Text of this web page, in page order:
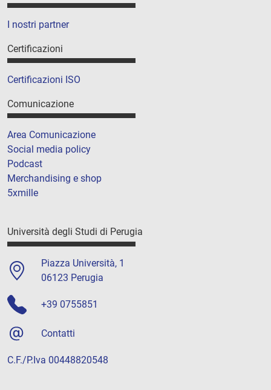
I nostri partner
Certificazioni
Certificazioni ISO
Comunicazione
Area Comunicazione
Social media policy
Podcast
Merchandising e shop
5xmille
Università degli Studi di Perugia
Piazza Università, 1
06123 Perugia
+39 0755851
Contatti
C.F./P.Iva 00448820548